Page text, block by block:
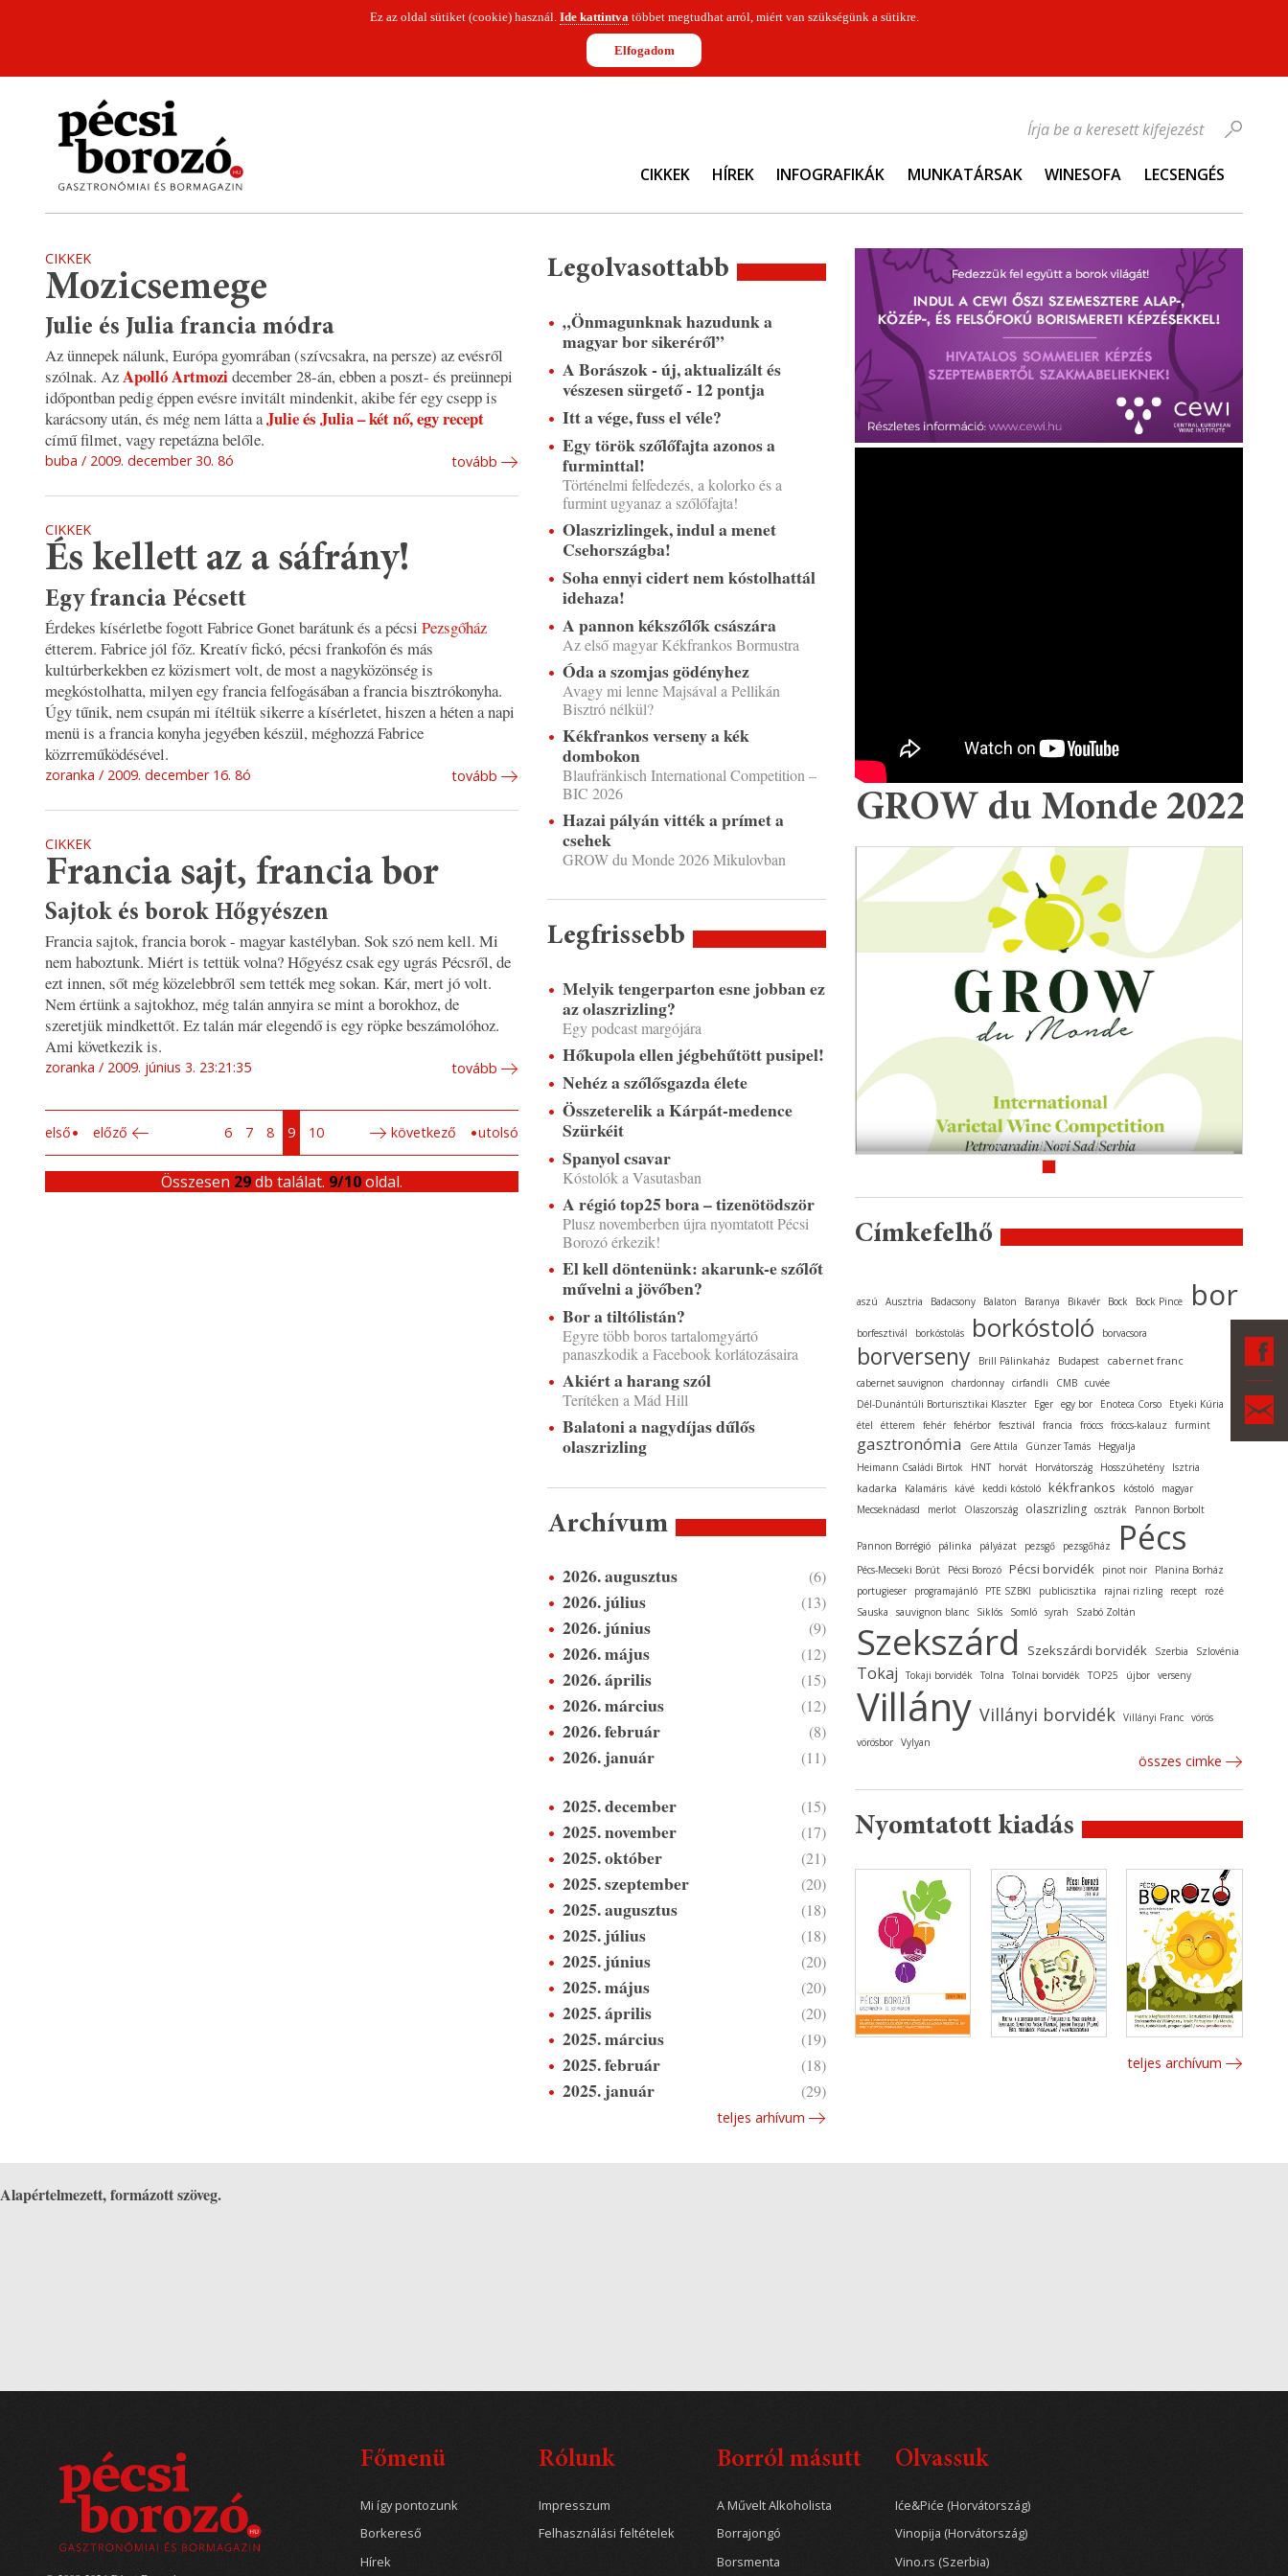
Ez az oldal sütiket (cookie) használ. Ide kattintvatöbbet megtudhat arról, miért van szükségünk a sütikre.
Elfogadom
CIKKEK HÍREK INFOGRAFIKÁK MUNKATÁRSAK WINESOFA LECSENGÉS
Írja be a keresett kifejezést
CIKKEK
Mozicsemege
Julie és Julia francia módra
Az ünnepek nálunk, Európa gyomrában (szívcsakra, na persze) az evésről
szólnak. AzApolló Artmozidecember 28-án, ebben a poszt- és preünnepi
időpontban pedig éppen evésre invitált mindenkit, akibe fér egy csepp is
karácsony után, és még nem látta aJulie és Julia – két nő, egy recept
című filmet, vagy repetázna belőle.
buba 2009. december 30. 8ó tovább
CIKKEK
És kellett az a sáfrány!
Egy francia Pécsett
Érdekes kísérletbe fogott Fabrice Gonet barátunk és a pécsi Pezsgőház
étterem. Fabrice jól főz. Kreatív fickó, pécsi frankofón és más
kultúrberkekben ez közismert volt, de most a nagyközönség is
megkóstolhatta, milyen egy francia felfogásában a francia bisztrókonyha.
Úgy tűnik, nem csupán mi ítéltük sikerre a kísérletet, hiszen a héten a napi
menü is a francia konyha jegyében készül, méghozzá Fabrice
közrreműködésével.
zoranka 2009. december 16. 8ó tovább
CIKKEK
Francia sajt, francia bor
Sajtok és borok Hőgyészen
Francia sajtok, francia borok - magyar kastélyban. Sok szó nem kell. Mi
nem haboztunk. Miért is tettük volna? Hőgyész csak egy ugrás Pécsről, de
ezt innen, sőt még közelebbről sem tették meg sokan. Kár, mert jó volt.
Nem értünk a sajtokhoz, még talán annyira se mint a borokhoz, de
szeretjük mindkettőt. Ez talán már elegendő is egy röpke beszámolóhoz.
Ami következik is.
zoranka 2009. június 3. 23:21:35 tovább
első előző 6 7 8 9 10 következő utolsó
Összesen 29db találat. 9/10oldal.
Legolvasottabb
„Önmagunknak hazudunk a
magyar bor sikeréről”
A Borászok - új, aktualizált és
vészesen sürgető - 12 pontja
Itt a vége, fuss el véle?
Egy török szőlőfajta azonos a
furminttal!
Történelmi felfedezés, a kolorko és a
furmint ugyanaz a szőlőfajta!
Olaszrizlingek, indul a menet
Csehországba!
Soha ennyi cidert nem kóstolhattál
idehaza!
A pannon kékszőlők császára
Az első magyar Kékfrankos Bormustra
Óda a szomjas gödényhez
Avagy mi lenne Majsával a Pellikán
Bisztró nélkül?
Kékfrankos verseny a kék
dombokon
Blaufränkisch International Competition –
BIC 2026
Hazai pályán vitték a prímet a
csehek
GROW du Monde 2026 Mikulovban
Legfrissebb
Melyik tengerparton esne jobban ez
az olaszrizling?
Egy podcast margójára
Hőkupola ellen jégbehűtött pusipel!
Nehéz a szőlősgazda élete
Összeterelik a Kárpát-medence
Szürkéit
Spanyol csavar
Kóstolók a Vasutasban
A régió top25 bora – tizenötödször
Plusz novemberben újra nyomtatott Pécsi
Borozó érkezik!
El kell döntenünk: akarunk-e szőlőt
művelni a jövőben?
Bor a tiltólistán?
Egyre több boros tartalomgyártó
panaszkodik a Facebook korlátozásaira
Akiért a harang szól
Terítéken a Mád Hill
Balatoni a nagydíjas dűlős
olaszrizling
Archívum
2026. augusztus (6)
2026. július (13)
2026. június (9)
2026. május (12)
2026. április (15)
2026. március (12)
2026. február (8)
2026. január (11)
2025. december (15)
2025. november (17)
2025. október (21)
2025. szeptember (20)
2025. augusztus (18)
2025. július (18)
2025. június (20)
2025. május (20)
2025. április (20)
2025. március (19)
2025. február (18)
2025. január (29)
teljes arhívum
GROW du Monde 2022
Címkefelhő
aszú Ausztria Badacsony Balaton Baranya Bikavér Bock Bock Pince bor
borfesztivál borkóstolás borkóstoló borvacsora
borverseny Brill Pálinkaház Budapest cabernet franc
cabernet sauvignon chardonnay cirfandli CMB cuvée
Dél-Dunántúli Borturisztikai Klaszter
Eger egy bor Enoteca Corso
Etyeki Kúria
étel
étterem fehér fehérbor fesztivál francia fröccs fröccs-kalauz furmint
gasztronómia Gere Attila Günzer Tamás
Hegyalja
Heimann Családi Birtok
HNT horvát Horvátország Hosszúhetény Isztria
kadarka Kalamáris kávé keddi kóstoló kékfrankos kóstoló
magyar
Mecseknádasd
merlot Olaszország olaszrizling osztrák Pannon Borbolt
Pannon Borrégió pálinka pályázat pezsgő pezsgőház Pécs
Pécs-Mecseki Borút Pécsi Borozó Pécsi borvidék pinot noir
Planina Borház
portugieser
programajánló PTE SZBKI publicisztika rajnai rizling recept
rozé
Sauska
sauvignon blanc Siklós Somló syrah Szabó Zoltán
Szekszárd Szekszárdi borvidék Szerbia Szlovénia
Tokaj Tokaji borvidék Tolna Tolnai borvidék TOP25 újbor verseny
Villány Villányi borvidék Villányi Franc vörös
vörösbor Vylyan
összes cimke
Nyomtatott kiadás
teljes archívum
Alapértelmezett, formázott szöveg.
Főmenü
Mi így pontozunk
Borkereső
Hírek
Rólunk
Impresszum
Felhasználási feltételek
Borról másutt
A Művelt Alkoholista
Borrajongó
Borsmenta
Olvassuk
Iće&Piće (Horvátország)
Vinopija (Horvátország)
Vino.rs (Szerbia)